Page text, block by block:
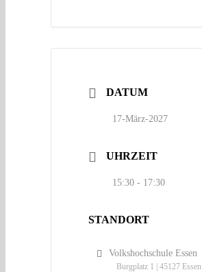
DATUM
17-März-2027
UHRZEIT
15:30 - 17:30
STANDORT
Volkshochschule Essen
Burgplatz 1 | 45127 Essen